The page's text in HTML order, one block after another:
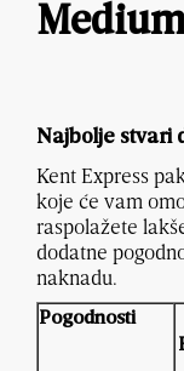
Najbolje stvari
Kent Express
koje će vam
raspolažete
dodatne
naknadu.
Pogodnosti